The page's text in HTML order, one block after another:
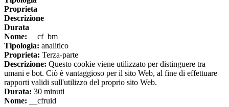
Proprieta
Descrizione
Durata
Nome: __cf_bm
Tipologia: analitico
Proprieta: Terza-parte
Descrizione: Questo cookie viene utilizzato per distinguere tra
umani e bot. Ciò è vantaggioso per il sito Web, al fine di effettuare
rapporti validi sull'utilizzo del proprio sito Web.
Durata: 30 minuti
Nome: __cfruid